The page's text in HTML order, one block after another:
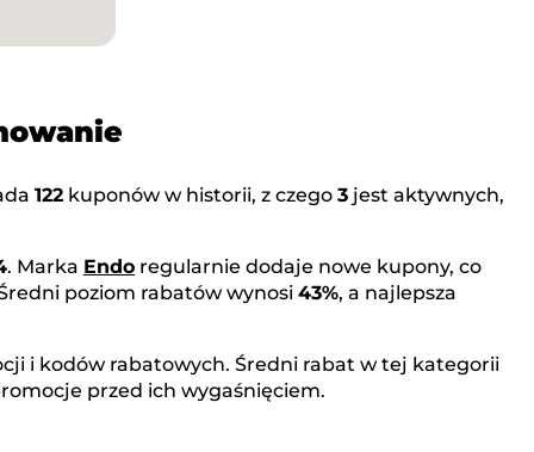
122 kuponów w historii, z czego 3 jest aktywnych,
. Marka Endo regularnie dodaje nowe kupony, co
poziom rabatów wynosi 43%, a najlepsza
i kodów rabatowych. Średni rabat w tej kategorii
przed ich wygaśnięciem.